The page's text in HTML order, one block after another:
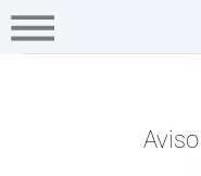
Hogar
A+
CTBR -